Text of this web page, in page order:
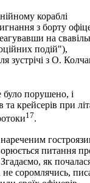
кораблі
з борту
на
подій"),
зустрічі з О.
порушено, і
крейсерів при
17.
питання
як
не соромлячись,